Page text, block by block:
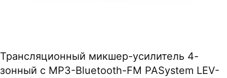
Трансляционный микшер-усилитель 4-
зонный с MP3-Bluetooth-FM PASystem LEV-